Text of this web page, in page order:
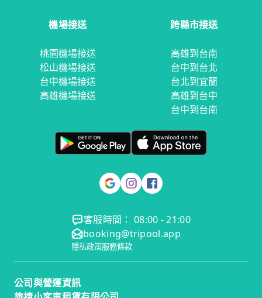
機場接送
桃園機場接送
松山機場接送
台中機場接送
高雄機場接送
跨縣市接送
高雄到台南
台中到台北
台北到宜蘭
高雄到台中
台中到台南
客服時間： 08:00 - 21:00
booking@tripool.app
隱私政策服務條款
公司與營運資訊